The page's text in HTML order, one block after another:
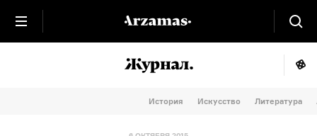
История Искусство Литература